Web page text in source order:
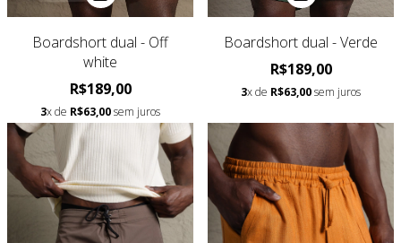
Boardshort dual - Off
white
R$189,00
3x de R$63,00sem juros
Boardshort dual - Verde
R$189,00
3x de R$63,00sem juros